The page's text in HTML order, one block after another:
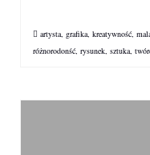
artysta grafika kreatywność
różnorodonść rysunek sztuka